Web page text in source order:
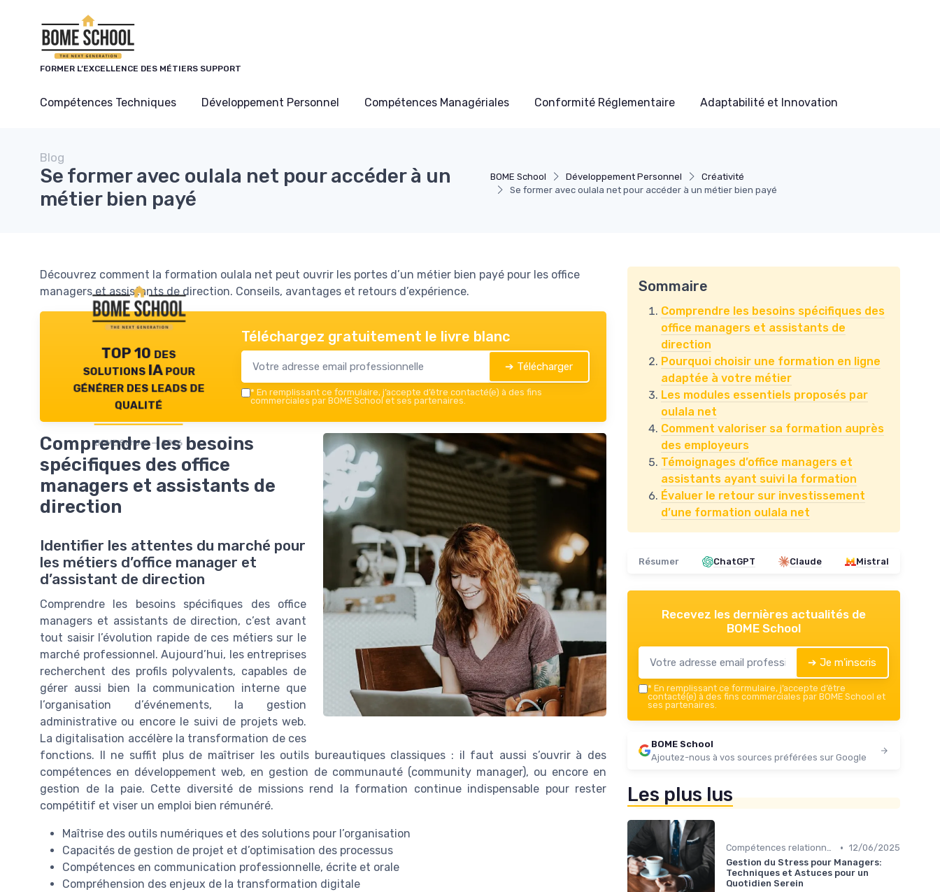
FORMER L’EXCELLENCE DES MÉTIERS SUPPORT
Compétences Techniques Développement Personnel Compétences Managériales Conformité Réglementaire Adaptabilité et Innovation
BOME School Développement Personnel
Créativité
Se former avec oulala net pour accéder à un métier bien payé
Blog
Se former avec oulala net pour accéder à un
métier bien payé
Découvrez comment la formation oulala net peut ouvrir les portes d’un métier bien payé pour les office
managers et assistants de direction. Conseils, avantages et retours d’expérience.
TOP 10 des
solutions IA pour
générer des leads de
qualité
BOME School — 2026
Téléchargez gratuitement le livre blanc
➔ Télécharger
* En remplissant ce formulaire, j’accepte d’être contacté(e) à des fins
commerciales par BOME School et ses partenaires.
Comprendre les besoins
spécifiques des office
managers et assistants de
direction
Identifier les attentes du marché pour
les métiers d’office manager et
d’assistant de direction
Comprendre les besoins spécifiques des office
managers et assistants de direction, c’est avant
tout saisir l’évolution rapide de ces métiers sur le
marché professionnel. Aujourd’hui, les entreprises
recherchent des profils polyvalents, capables de
gérer aussi bien la communication interne que
l’organisation d’événements, la gestion
administrative ou encore le suivi de projets web.
La digitalisation accélère la transformation de ces
fonctions. Il ne suffit plus de maîtriser les outils bureautiques classiques : il faut aussi s’ouvrir à des
compétences en développement web, en gestion de communauté (community manager), ou encore en
gestion de la paie. Cette diversité de missions rend la formation continue indispensable pour rester
compétitif et viser un emploi bien rémunéré.
Maîtrise des outils numériques et des solutions pour l’organisation
Capacités de gestion de projet et d’optimisation des processus
Compétences en communication professionnelle, écrite et orale
Compréhension des enjeux de la transformation digitale
Sommaire
Comprendre les besoins spécifiques des
office managers et assistants de
direction
Pourquoi choisir une formation en ligne
adaptée à votre métier
Les modules essentiels proposés par
oulala net
Comment valoriser sa formation auprès
des employeurs
Témoignages d’office managers et
assistants ayant suivi la formation
Évaluer le retour sur investissement
d’une formation oulala net
Résumer ChatGPT Claude Mistral
Recevez les dernières actualités de
BOME School
➔ Je m'inscris
* En remplissant ce formulaire, j’accepte d’être
contacté(e) à des fins commerciales par BOME School et
ses partenaires.
BOME School
Ajoutez-nous à vos sources préférées sur Google
Les plus lus
Compétences relationnelles • 12/06/2025
Gestion du Stress pour Managers:
Techniques et Astuces pour un
Quotidien Serein